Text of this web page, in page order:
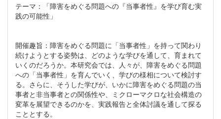
テーマ：「障害をめぐる問題への『当事者性』を学び育む実
践の可能性」
開催趣旨：障害をめぐる問題に「当事者性」を持って関わり
続けようとする姿勢は、どのような学びを通して、育まれて
いくのだろうか。本研究会では、人々が、障害をめぐる問題
への「当事者性」を育んでいく、学びの様相について検討す
る。さらに、そうした学びが、いかに障害をめぐる問題の当
事者と非当事者との関係性や、ミクローマクロな社会構造の
変革を展望できるのかを、実践報告と全体討議を通して探る
こととする。